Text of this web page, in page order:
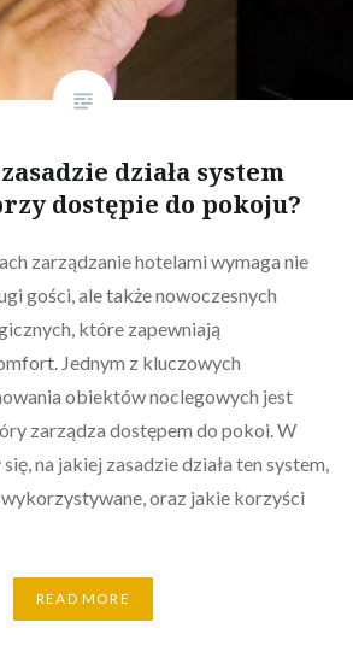
działa system
dostępie do pokoju?
zarządzanie hotelami wymaga nie
gości, ale także nowoczesnych
które zapewniają
Jednym z kluczowych
obiektów noclegowych jest
zarządza dostępem do pokoi. W
na jakiej zasadzie działa ten system,
oraz jakie korzyści
READ MORE